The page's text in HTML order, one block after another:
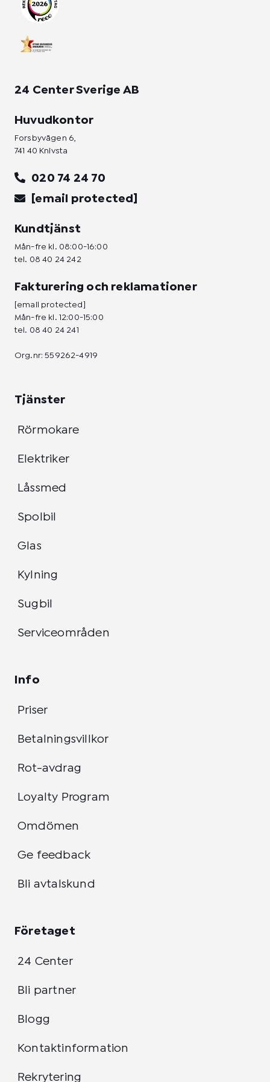
24 Center Sverige AB
Huvudkontor
Forsbyvägen 6,
741 40 Knivsta
020 74 24 70
[email protected]
Kundtjänst
Mån-fre kl. 08:00-16:00
tel. 08 40 24 242
Fakturering och reklamationer
[email protected]
Mån-fre kl. 12:00-15:00
tel. 08 40 24 241
Org.nr: 559262-4919
Tjänster
Rörmokare
Elektriker
Låssmed
Spolbil
Glas
Kylning
Sugbil
Serviceområden
Info
Priser
Betalningsvillkor
Rot-avdrag
Loyalty Program
Omdömen
Ge feedback
Bli avtalskund
Företaget
24 Center
Bli partner
Blogg
Kontaktinformation
Rekrytering